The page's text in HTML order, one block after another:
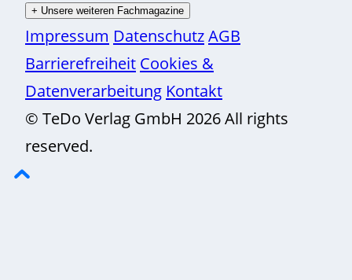
+ Unsere weiteren Fachmagazine
Impressum DatenschutzAGB
Barrierefreiheit Cookies &
Datenverarbeitung Kontakt
© TeDo Verlag GmbH 2026 All rights
reserved.